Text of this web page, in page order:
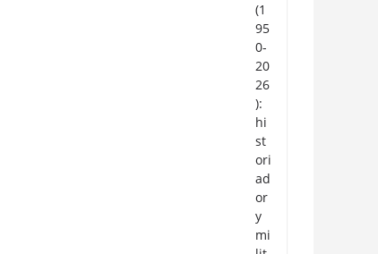
(1
95
0-
20
26
):
hi
st
ori
ad
or
y
mi